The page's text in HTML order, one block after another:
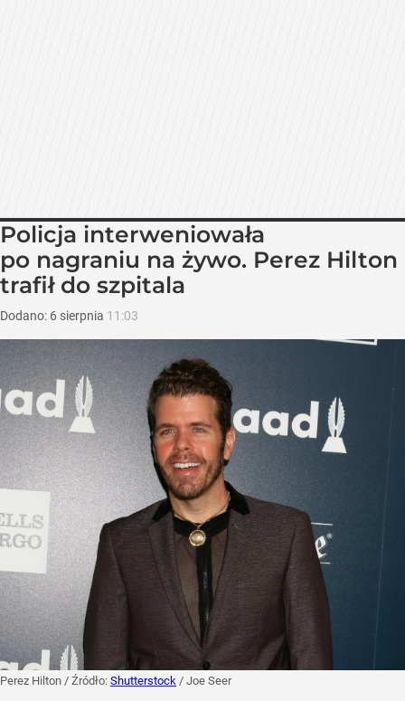
Policja interweniowała
po nagraniu na żywo. Perez Hilton
trafił do szpitala
Dodano: 6 sierpnia 11:03
Perez Hilton / Źródło: Shutterstock / Joe Seer